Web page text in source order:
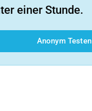
einer Stunde.
Anonym Testen